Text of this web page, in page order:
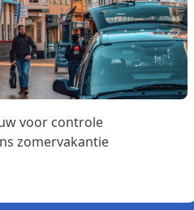
voor controle
zomervakantie